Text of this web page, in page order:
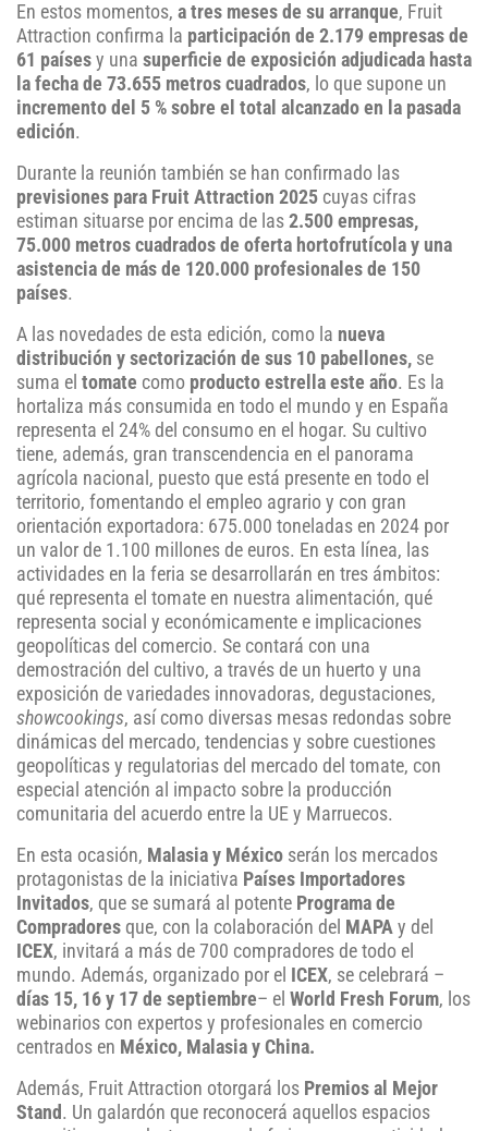
En estos momentos, a tres meses de su arranque, Fruit
Attraction confirma la participación de 2.179 empresas de
61 países y una superficie de exposición adjudicada hasta
la fecha de 73.655 metros cuadrados, lo que supone un
incremento del 5 % sobre el total alcanzado en la pasada
edición.
Durante la reunión también se han confirmado las
previsiones para Fruit Attraction 2025 cuyas cifras
estiman situarse por encima de las 2.500 empresas,
75.000 metros cuadrados de oferta hortofrutícola y una
asistencia de más de 120.000 profesionales de 150
países.
A las novedades de esta edición, como la nueva
distribución y sectorización de sus 10 pabellones, se
suma el tomate como producto estrella este año. Es la
hortaliza más consumida en todo el mundo y en España
representa el 24% del consumo en el hogar. Su cultivo
tiene, además, gran transcendencia en el panorama
agrícola nacional, puesto que está presente en todo el
territorio, fomentando el empleo agrario y con gran
orientación exportadora: 675.000 toneladas en 2024 por
un valor de 1.100 millones de euros. En esta línea, las
actividades en la feria se desarrollarán en tres ámbitos:
qué representa el tomate en nuestra alimentación, qué
representa social y económicamente e implicaciones
geopolíticas del comercio. Se contará con una
demostración del cultivo, a través de un huerto y una
exposición de variedades innovadoras, degustaciones,
showcookings, así como diversas mesas redondas sobre
dinámicas del mercado, tendencias y sobre cuestiones
geopolíticas y regulatorias del mercado del tomate, con
especial atención al impacto sobre la producción
comunitaria del acuerdo entre la UE y Marruecos.
En esta ocasión, Malasia y México serán los mercados
protagonistas de la iniciativa Países Importadores
Invitados, que se sumará al potente Programa de
Compradores que, con la colaboración del MAPA y del
ICEX, invitará a más de 700 compradores de todo el
mundo. Además, organizado por el ICEX, se celebrará –
días 15, 16 y 17 de septiembre– el World Fresh Forum, los
webinarios con expertos y profesionales en comercio
centrados en México, Malasia y China.
Además, Fruit Attraction otorgará los Premios al Mejor
Stand . Un galardón que reconocerá aquellos espacios